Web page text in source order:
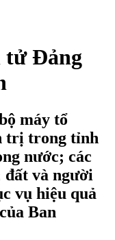
tử Đảng
máy tổ
trị trong tỉnh
nước; các
đất và người
vụ hiệu quả
Ban